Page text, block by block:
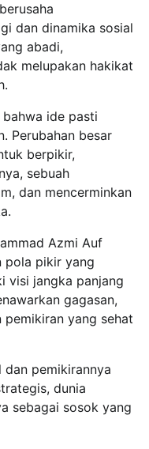
dan dinamika sosial
abadi,
melupakan hakikat
bahwa ide pasti
Perubahan besar
berpikir,
sebuah
dan mencerminkan
Azmi Auf
pola pikir yang
visi jangka panjang
gagasan,
pemikiran yang sehat
dan pemikirannya
dunia
sebagai sosok yang